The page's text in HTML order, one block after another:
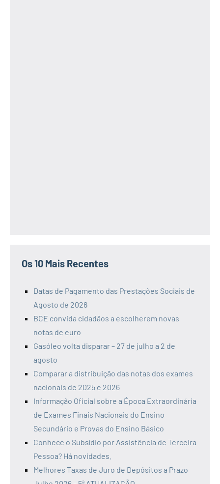
Os 10 Mais Recentes
Datas de Pagamento das Prestações Sociais de
Agosto de 2026
BCE convida cidadãos a escolherem novas
notas de euro
Gasóleo volta disparar – 27 de julho a 2 de
agosto
Comparar a distribuição das notas dos exames
nacionais de 2025 e 2026
Informação Oficial sobre a Época Extraordinária
de Exames Finais Nacionais do Ensino
Secundário e Provas do Ensino Básico
Conhece o Subsídio por Assistência de Terceira
Pessoa? Há novidades.
Melhores Taxas de Juro de Depósitos a Prazo